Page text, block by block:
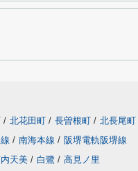
/ 北花田町 / 長曽根町 / 北長尾町
/ 南海本線 / 阪堺電軌阪堺線
天美 / 白鷺 / 高見ノ里